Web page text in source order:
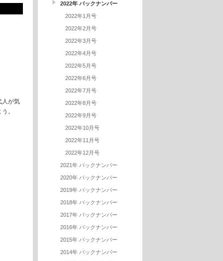
人が気
。
2022年 バックナンバー
2022年1月号
2022年2月号
2022年3月号
2022年4月号
2022年5月号
2022年6月号
2022年7月号
2022年8月号
2022年9月号
2022年10月号
2022年11月号
2022年12月号
2021年 バックナンバー
2020年 バックナンバー
2019年 バックナンバー
2018年 バックナンバー
2017年 バックナンバー
2016年 バックナンバー
2015年 バックナンバー
2014年 バックナンバー